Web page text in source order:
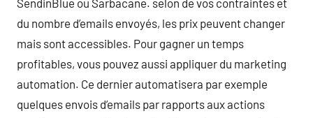
SendinBlue ou Sarbacane. selon de vos contraintes et
du nombre d’emails envoyés, les prix peuvent changer
mais sont accessibles. Pour gagner un temps
profitables, vous pouvez aussi appliquer du marketing
automation. Ce dernier automatisera par exemple
quelques envois d’emails par rapports aux actions